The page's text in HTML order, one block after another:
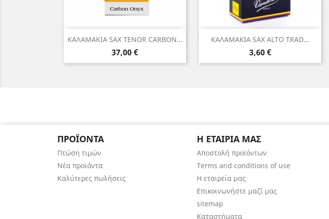
ΚΑΛΑΜΑΚΙΑ SAX TENOR CARBON...
Τιμή
37,00 €
Γρήγορη προβολή ΚΑΛΑΜΑΚΙΑ SAX ALTO TRAD...
Τιμή
3,60 €
Γρήγορη προβολή
ΠΡΟΪΌΝΤΑ
Πτώση τιμών
Νέα προϊόντα
Καλύτερες πωλήσεις
Η ΕΤΑΙΡΊΑ ΜΑΣ
Αποστολή προϊόντων
Terms and conditions of use
Η εταιρεία μας
Επικοινωνήστε μαζί μας
sitemap
Καταστήματα